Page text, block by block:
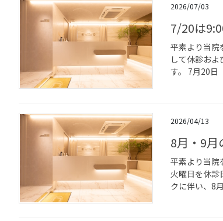
2026/07/03
7/20は
平素より当院
して休診お
す。 7月20
2026/04/13
8月・9月
平素より当院
火曜日を休診
クに伴い、8